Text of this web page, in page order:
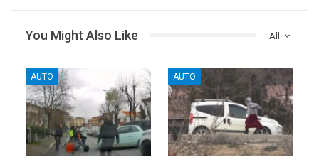
All
You Might Also Like
AUTO AUTO